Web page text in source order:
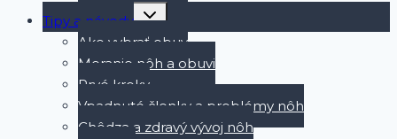
Tipy a návody
Toggle
child
menu
Ako vybrať obuv
Meranie nôh a obuvi
Prvé kroky
Vpadnuté členky a problémy nôh
Chôdza a zdravý vývoj nôh